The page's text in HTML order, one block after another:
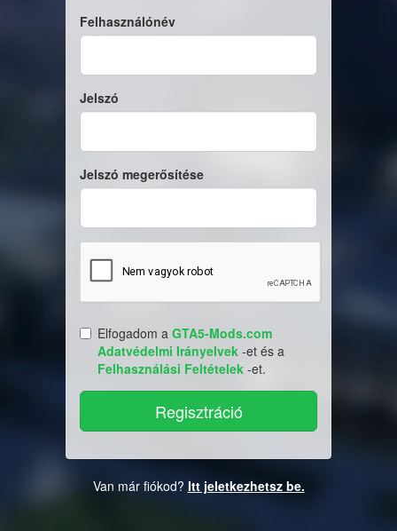
Felhasználónév
Jelszó
Jelszó megerősítése
Elfogadom a GTA5-Mods.com
Adatvédelmi Irányelvek -et és a
Felhasználási Feltételek -et.
Van már fiókod? Itt jeletkezhetsz be.